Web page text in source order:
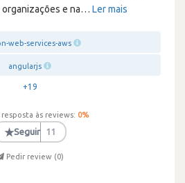
e na… Ler mais
web-services-aws
angularjs
+19
resposta às reviews: 0%
★Seguir 11
Pedir review (0)